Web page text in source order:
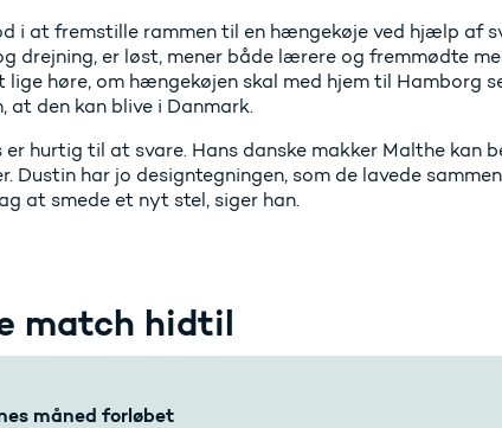
i at fremstille rammen til en hængekøje ved hjælp af
drejning, er løst, mener både lærere og fremmødte
lige høre, om hængekøjen skal med hjem til Hamborg
at den kan blive i Danmark.
er hurtig til at svare. Hans danske makker Malthe kan
Dustin har jo designtegningen, som de lavede
at smede et nyt stel, siger han.
match hidtil
måned forløbet